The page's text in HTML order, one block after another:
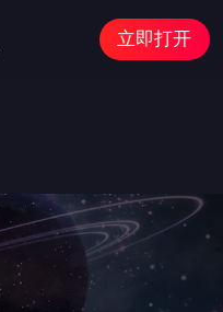
立即打开